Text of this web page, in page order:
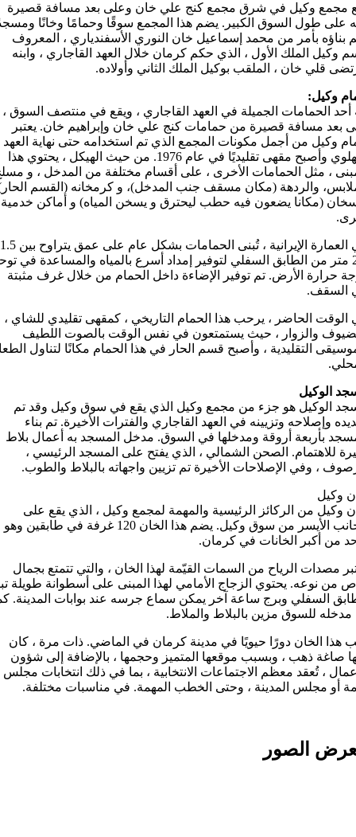
مجمع وكيل في شرق مجمع كنج علي خان وعلى بعد مسافة قصيرة
على طول السوق الكبير. يضم هذا المجمع سوقًا وحمامًا وخانًا
بناؤه بأمر من محمد إسماعيل خان النوري الأسفندياري ، المعروف
وكيل الملك الأول ، الذي حكم كرمان خلال العهد القاجاري ، وابنه
قلي خان ، الملقب بوكيل الملك الثاني وأولاده.
وكيل:
أحد الحمامات الجميلة في العهد القاجاري ، ويقع في منتصف السوق ،
بعد مسافة قصيرة من حمامات كنج علي خان وإبراهيم خان. يعتبر
وكيل من أجمل مكونات المجمع الذي تم استخدامه حتى نهاية العهد
البهلوي وأصبح مقهى تقليديًا في عام 1976. من حيث الهيكل ، يحتوي هذا
، مثل الحمامات الأخرى ، على أقسام مختلفة من المدخل ، و
والردهة (مکان مسقف جنب المدخل)، و کرمخانه (القسم
(مکانا یضعون فیه حطب لیحترق و یسخن المیاه) و أماکن خدمیة
2.5 متر من الطابق السفلي لتوفير إمداد أسرع بالمياه والمساعدة في
حرارة الأرض. تم توفير الإضاءة داخل الحمام من خلال غرف مثبتة
السقف.
الوقت الحاضر ، يرحب هذا الحمام التاريخي ، كمقهى تقليدي للشاي ،
والزوار ، حيث يستمتعون في نفس الوقت بالصوت اللطيف
التقليدية ، وأصبح قسم الحار في هذا الحمام مكانًا لتناول
الوكيل
الوكيل هو جزء من مجمع وکیل الذي يقع في سوق وکیل وقد تم
وإصلاحه وتزيينه في العهد القاجاري والفترات الأخيرة. تم بناء
بأربعة أروقة ومدخلها في السوق. مدخل المسجد به أعمال بلاط
للاهتمام. الصحن الشمالي ، الذي يفتح على المسجد الرئيسي ،
، وفي الإصلاحات الأخيرة تم تزيين واجهاته بالبلاط والطوب.
وکیل
وکیل من الركائز الرئيسية والمهمة لمجمع وکیل ، الذي يقع على
الجانب الأيسر من سوق وکیل. یضم هذا الخان 120 غرفة في طابقين وهو
من أكبر الخانات في كرمان.
مصدات الرياح من السمات القيّمة لهذا الخان ، والتي تتمتع بجمال
من نوعه. يحتوي الزجاج الأمامي لهذا المبنى على أسطوانة طويلة
السفلي وبرج ساعة آخر يمكن سماع جرسه عند بوابات المدينة.
مدخله للسوق مزين بالبلاط والملاط.
هذا الخان دورًا حيويًا في مدينة كرمان في الماضي. ذات مرة ، كان
صاغة ذهب ، وبسبب موقعها المتميز وحجمها ، بالإضافة إلى شؤون
، تُعقد معظم الاجتماعات الانتخابية ، بما في ذلك انتخابات مجلس
أو مجلس المدينة ، وحتى الخطب المهمة. في مناسبات مختلفة.
الصور